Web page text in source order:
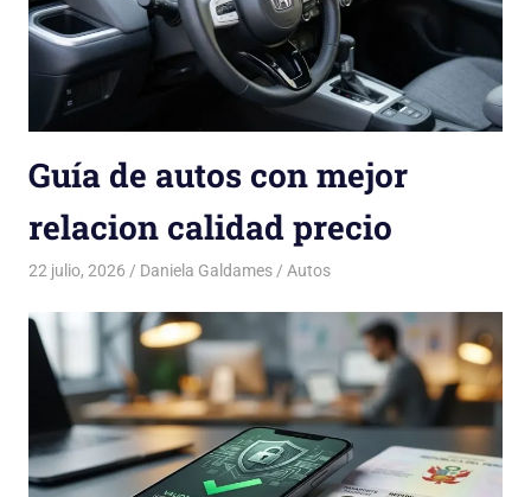
Guía de autos con mejor
relacion calidad precio
22 julio, 2026 Daniela Galdames Autos